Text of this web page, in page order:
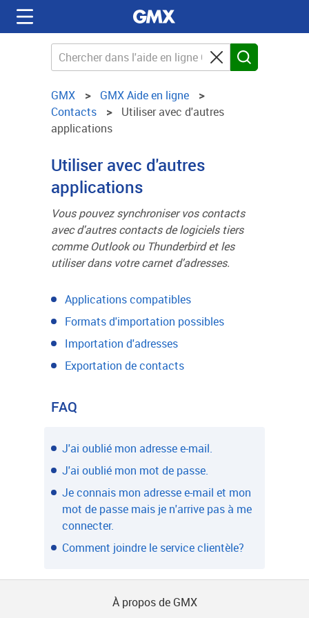
GMX
GMX Aide en ligne
Contacts
Utiliser avec d'autres
applications
Utiliser avec d'autres
applications
Vous pouvez synchroniser vos contacts
avec d'autres contacts de logiciels tiers
comme Outlook ou Thunderbird et les
utiliser dans votre carnet d'adresses.
Applications compatibles
Formats d'importation possibles
Importation d'adresses
Exportation de contacts
FAQ
J'ai oublié mon adresse e-mail.
J'ai oublié mon mot de passe.
Je connais mon adresse e-mail et mon
mot de passe mais je n'arrive pas à me
connecter.
Comment joindre le service clientèle?
À propos de GMX